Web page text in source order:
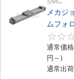
メカジ
ムフォ
通常価
円 ～)
通常出